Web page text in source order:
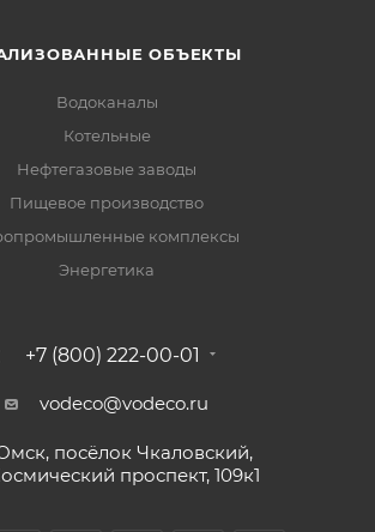
ОБЪЕКТЫ
Водоканалы
Котельные
Нефтегазовые заводы
Пищевое производство
комплексы
Энергетика
+7 (800) 222-00-01
vodeco@vodeco.ru
посёлок Чкаловский,
проспект, 109к1